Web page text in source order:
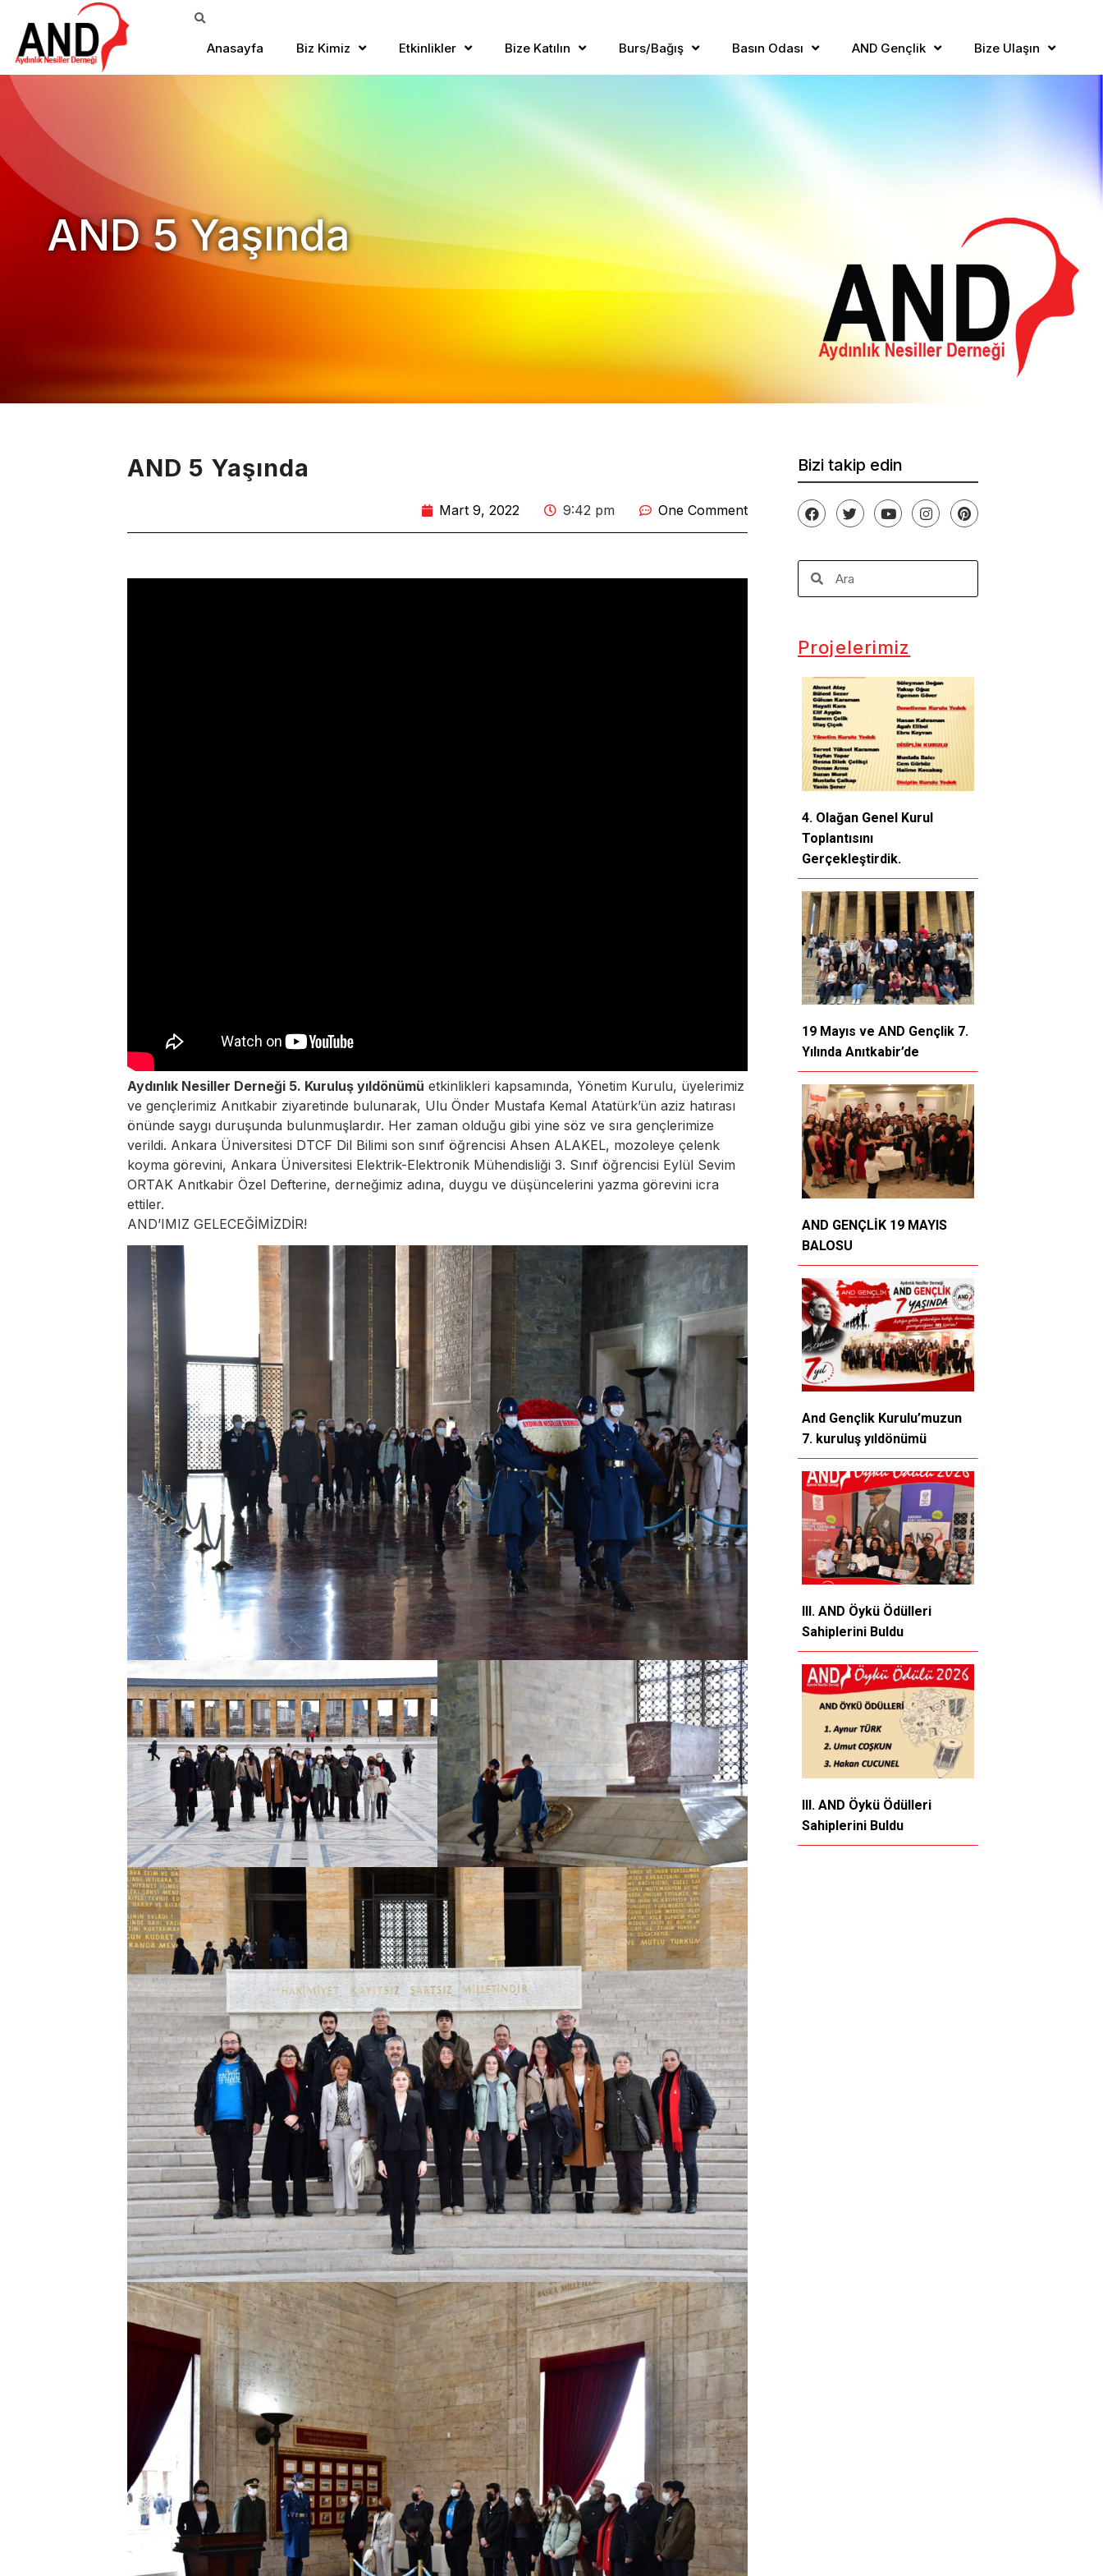
Anasayfa Biz Kimiz Etkinlikler Bize Katılın Burs/Bağış Basın Odası AND Gençlik Bize Ulaşın
AND 5 Yaşında
AND 5 Yaşında
Mart 9, 2022 9:42 pm One Comment
Aydınlık Nesiller Derneği 5. Kuruluş yıldönümü etkinlikleri kapsamında, Yönetim Kurulu, üyelerimiz
ve gençlerimiz Anıtkabir ziyaretinde bulunarak, Ulu Önder Mustafa Kemal Atatürk’ün aziz hatırası
önünde saygı duruşunda bulunmuşlardır. Her zaman olduğu gibi yine söz ve sıra gençlerimize
verildi. Ankara Üniversitesi DTCF Dil Bilimi son sınıf öğrencisi Ahsen ALAKEL, mozoleye çelenk
koyma görevini, Ankara Üniversitesi Elektrik-Elektronik Mühendisliği 3. Sınıf öğrencisi Eylül Sevim
ORTAK Anıtkabir Özel Defterine, derneğimiz adına, duygu ve düşüncelerini yazma görevini icra
ettiler.
AND’IMIZ GELECEĞİMİZDİR!
Bizi takip edin
Projelerimiz
4. Olağan Genel Kurul
Toplantısını
Gerçekleştirdik.
19 Mayıs ve AND Gençlik 7.
Yılında Anıtkabir’de
AND GENÇLİK 19 MAYIS
BALOSU
And Gençlik Kurulu’muzun
7. kuruluş yıldönümü
III. AND Öykü Ödülleri
Sahiplerini Buldu
III. AND Öykü Ödülleri
Sahiplerini Buldu